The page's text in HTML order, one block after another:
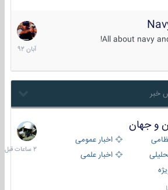
All about navy
22
آبان
1392
و جهان
اخبار عمومی
اخبار علمی
2
ساعات
قبل